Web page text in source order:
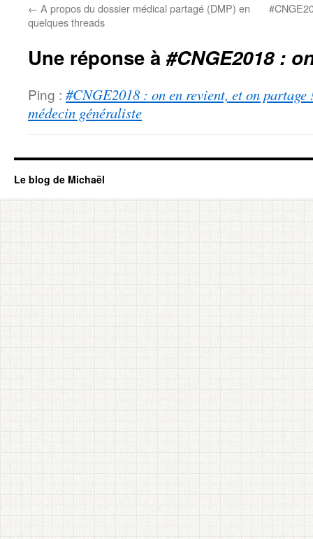
← A propos du dossier médical partagé (DMP) en
quelques threads
Une réponse à #CNGE2018 :
Ping : #CNGE2018 : on en revient, et on
médecin généraliste
Le blog de Michaël